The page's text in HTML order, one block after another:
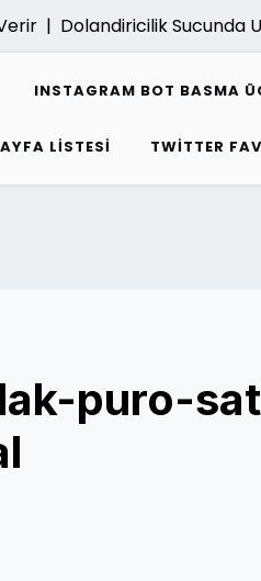
|Dolandiricilik Sucunda
INSTAGRAM BOT BASMA
LISTESI TWITTER
puro-